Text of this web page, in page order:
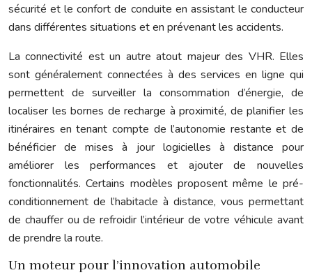
sécurité et le confort de conduite en assistant le conducteur
dans différentes situations et en prévenant les accidents.
La connectivité est un autre atout majeur des VHR. Elles
sont généralement connectées à des services en ligne qui
permettent de surveiller la consommation d’énergie, de
localiser les bornes de recharge à proximité, de planifier les
itinéraires en tenant compte de l’autonomie restante et de
bénéficier de mises à jour logicielles à distance pour
améliorer les performances et ajouter de nouvelles
fonctionnalités. Certains modèles proposent même le pré-
conditionnement de l’habitacle à distance, vous permettant
de chauffer ou de refroidir l’intérieur de votre véhicule avant
de prendre la route.
Un moteur pour l’innovation automobile